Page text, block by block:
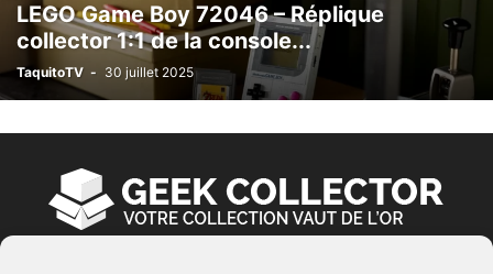
LEGO Game Boy 72046 – Réplique
collector 1:1 de la console...
TaquitoTV - 30 juillet 2025